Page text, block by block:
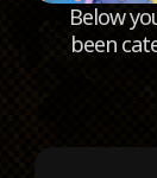
Below
been